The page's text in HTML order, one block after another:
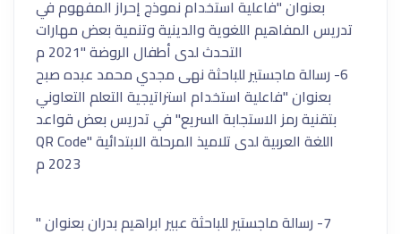
بعنوان "فاعلية استخدام نموذج إحراز المفهوم في
تدريس المفاهيم اللغوية والدينية وتنمية بعض مهارات
التحدث لدى أطفال الروضة "2021 م
6- رسالة ماجستير للباحثة نهى مجدي محمد عبده صبح
بعنوان "فاعلية استخدام استراتيجية التعلم التعاوني
بتقنية رمز الاستجابة السريع" في تدريس بعض قواعد
اللغة العربية لدى تلاميذ المرحلة الابتدائية QR Code"
2023 م
7- رسالة ماجستير للباحثة عبير ابراهيم بدران بعنوان "